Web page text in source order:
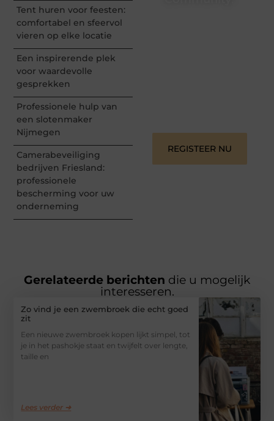
Tent huren voor feesten:
comfortabel en sfeervol
vieren op elke locatie
Een inspirerende plek
voor waardevolle
gesprekken
Professionele hulp van
een slotenmaker
Nijmegen
Camerabeveiliging
bedrijven Friesland:
professionele
bescherming voor uw
onderneming
REGISTEER NU
Gerelateerde berichten die u mogelijk
interesseren.
Zo vind je een zwembroek die echt goed
zit
Een nieuwe zwembroek kopen lijkt simpel, tot
je in het pashokje staat en twijfelt over lengte,
taille en
Lees verder ➜